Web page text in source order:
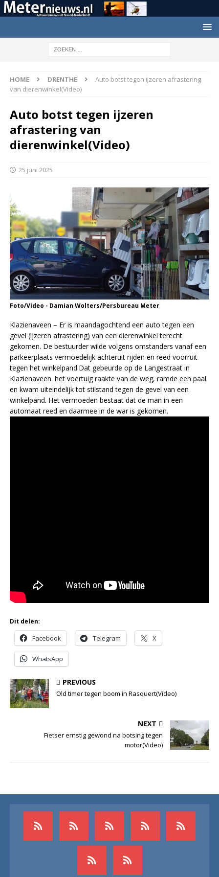
HOME DRENTHE
Auto botst tegen ijzeren afrastering
van dierenwinkel(Video)
Auto botst tegen ijzeren
afrastering van
dierenwinkel(Video)
25 juni 2025
Foto/Video - Damian Wolters/Persbureau Meter
Klazienaveen – Er is maandagochtend een auto tegen een
gevel (ijzeren afrastering) van een dierenwinkel terecht
gekomen. De bestuurder wilde volgens omstanders vanaf een
parkeerplaats vermoedelijk achteruit rijden en reed voorruit
tegen het winkelpand.Dat gebeurde op de Langestraat in
Klazienaveen. het voertuig raakte van de weg, ramde een paal
en kwam uiteindelijk tot stilstand tegen de gevel van een
winkelpand. Het vermoeden bestaat dat de man in een
automaat reed en daarmee in de war is gekomen.
Dit delen:
Facebook Telegram X
WhatsApp
PREVIOUS
Old timer tegen boom in Rasquert(Video)
NEXT
Fietser ernstig gewond na botsing tegen
motor(Video)